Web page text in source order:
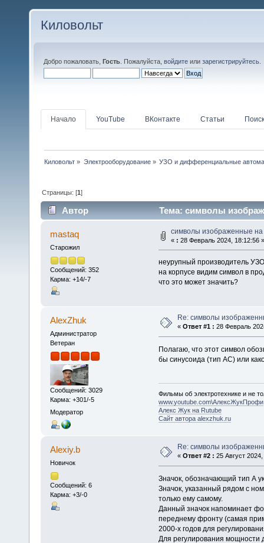
Киловольт
Добро пожаловать, Гость . Пожалуйста, войдите или зарегистрируйтесь
Начало YouTube ВКонтакте Статьи Поиск
Киловольт » Электрооборудование» УЗО и дифференциальные
Страницы: [1]
Автор Тема: символы
mastaq
Старожил
Сообщений: 352
Карма: +14/-7
символы изображенные
« : 28 Февраль 2024, 18:12:56 »
неурупный производитель УЗО
на корпусе видим символ в
что это может значить?
AlexZhuk
Администратор
Ветеран
Сообщений: 3029
Карма: +301/-5
Модератор
Re: символы
« Ответ #1 : 28 Февраль
Полагаю, что этот символ
бы синусоида (тип АС) или
Фильмы об электротехнике и не
www.youtube.com\АлексЖукПрофи
Алекс Жук на Rutube
Сайт автора alexzhuk.ru
Alexiy.b
Новичок
Сообщений: 6
Карма: +3/-0
Re: символы
« Ответ #2 : 25 Август
Значок, обозначающий тип А
Значок, указанный рядом с
только ему самому.
Данный значок напоминает
переднему фронту (самая
2000-х годов для
Для регулирования мощности